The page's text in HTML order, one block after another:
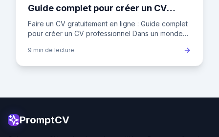
Guide complet pour créer un CV
professionnel
Faire un CV gratuitement en ligne : Guide complet
pour créer un CV professionnel Dans un monde
ticket d'entrée
9 min de lecture
PromptCV